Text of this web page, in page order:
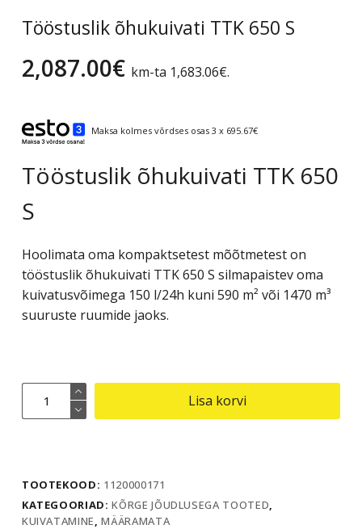
Tööstuslik õhukuivati TTK 650 S
2,087.00€ km-ta 1,683.06€.
Maksa kolmes võrdses osas 3 x 695.67€
Tööstuslik õhukuivati TTK 650
S
Hoolimata oma kompaktsetest mõõtmetest on
tööstuslik õhukuivati TTK 650 S silmapaistev oma
kuivatusvõimega 150 l/24h kuni 590 m² või 1470 m³
suuruste ruumide jaoks.
Tööstuslik
õhukuivati
kogus
Lisa korvi
TOOTEKOOD: 1120000171
KATEGOORIAD:KÕRGE JÕUDLUSEGA TOOTED,
KUIVATAMINE,MÄÄRAMATA